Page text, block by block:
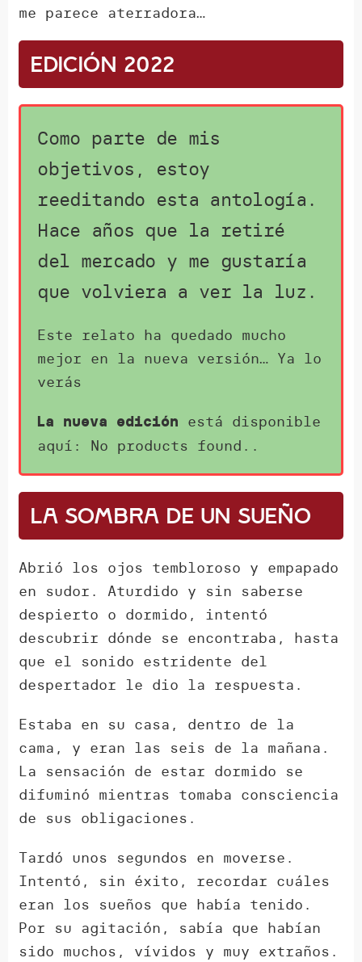
me parece aterradora…
Edición 2022
Como parte de mis
objetivos, estoy
reeditando esta antología.
Hace años que la retiré
del mercado y me gustaría
que volviera a ver la luz.
Este relato ha quedado mucho
mejor en la nueva versión… Ya lo
verás
La nueva edición está disponible
aquí: No products found. .
La sombra de un sueño
Abrió los ojos tembloroso y empapado
en sudor. Aturdido y sin saberse
despierto o dormido, intentó
descubrir dónde se encontraba, hasta
que el sonido estridente del
despertador le dio la respuesta.
Estaba en su casa, dentro de la
cama, y eran las seis de la mañana.
La sensación de estar dormido se
difuminó mientras tomaba consciencia
de sus obligaciones.
Tardó unos segundos en moverse.
Intentó, sin éxito, recordar cuáles
eran los sueños que había tenido.
Por su agitación, sabía que habían
sido muchos, vívidos y muy extraños.